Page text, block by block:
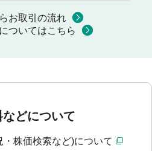
お取引の流れ
ついてはこちら
どについて
株価検索など)について